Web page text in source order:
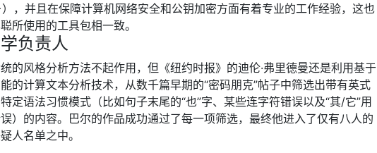
），并且在保障计算机网络安全和公钥加密方面有着专业的工作经验，这也
所使用的工具包相一致。
负责人
的风格分析方法不起作用，但《纽约时报》的迪伦·弗里德曼还是利用基于
的计算文本分析技术，从数千篇早期的“密码朋克”帖子中筛选出带有英式
定语法习惯模式（比如句子末尾的“也”字、某些连字符错误以及“其/它”用
）的内容。巴尔的作品成功通过了每一项筛选，最终他进入了仅有八人的
人名单之中。